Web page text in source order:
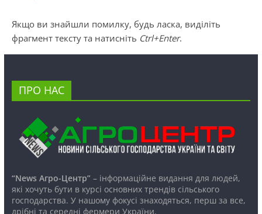
Якщо ви знайшли помилку, будь ласка, виділіть
фрагмент тексту та натисніть Ctrl+Enter.
ПРО НАС
“News Агро-Центр”– інформаційне видання для людей,
які хочуть бути в курсі основних трендів сільського
господарства. У нашому фокусі знаходяться, перш за все,
дрібні та середні фермери України.